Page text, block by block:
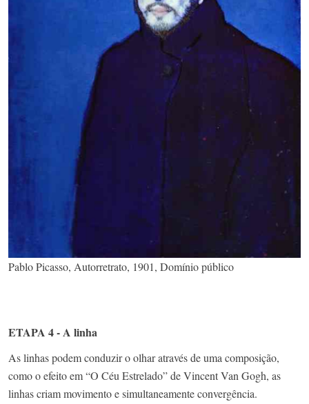
Pablo Picasso, Autorretrato, 1901, Domínio público
ETAPA 4 - A linha
As linhas podem conduzir o olhar através de uma composição,
como o efeito em “O Céu Estrelado” de Vincent Van Gogh, as
linhas criam movimento e simultaneamente convergência.